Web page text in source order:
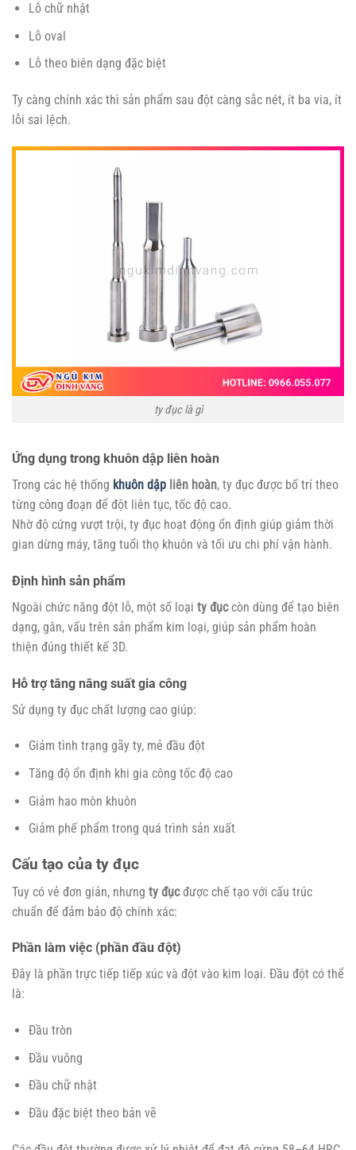
Lỗ chữ nhật
Lỗ oval
Lỗ theo biên dạng đặc biệt
Ty càng chính xác thì sản phẩm sau đột càng sắc nét, ít ba via, ít
lỗi sai lệch.
ty đục là gì
Ứng dụng trong khuôn dập liên hoàn
Trong các hệ thống khuôn dập liên hoàn, ty đục được bố trí theo
từng công đoạn để đột liên tục, tốc độ cao.
Nhờ độ cứng vượt trội, ty đục hoạt động ổn định giúp giảm thời
gian dừng máy, tăng tuổi thọ khuôn và tối ưu chi phí vận hành.
Định hình sản phẩm
Ngoài chức năng đột lỗ, một số loại ty đụccòn dùng để tạo biên
dạng, gân, vấu trên sản phẩm kim loại, giúp sản phẩm hoàn
thiện đúng thiết kế 3D.
Hỗ trợ tăng năng suất gia công
Sử dụng ty đục chất lượng cao giúp:
Giảm tình trạng gãy ty, mẻ đầu đột
Tăng độ ổn định khi gia công tốc độ cao
Giảm hao mòn khuôn
Giảm phế phẩm trong quá trình sản xuất
Cấu tạo của ty đục
Tuy có vẻ đơn giản, nhưng ty đụcđược chế tạo với cấu trúc
chuẩn để đảm bảo độ chính xác:
Phần làm việc (phần đầu đột)
Đây là phần trực tiếp tiếp xúc và đột vào kim loại. Đầu đột có thể
là:
Đầu tròn
Đầu vuông
Đầu chữ nhật
Đầu đặc biệt theo bản vẽ